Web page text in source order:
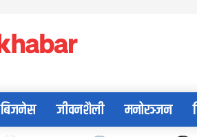
बिजनेस जीवनशैली मनोरञ्जन